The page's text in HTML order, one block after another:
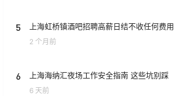
5 上海虹桥镇酒吧招聘高薪日结不收任何费用
2 个月前
6 上海海纳汇夜场工作安全指南 这些坑别踩
6 天前